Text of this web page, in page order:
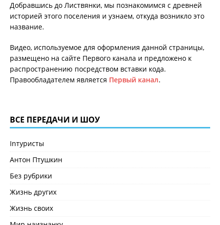
Добравшись до Листвянки, мы познакомимся с древней
историей этого поселения и узнаем, откуда возникло это
название.
Видео, используемое для оформления данной страницы,
размещено на сайте Первого канала и предложено к
распространению посредством вставки кода.
Правообладателем является Первый канал.
ВСЕ ПЕРЕДАЧИ И ШОУ
Inтуристы
Антон Птушкин
Без рубрики
Жизнь других
Жизнь своих